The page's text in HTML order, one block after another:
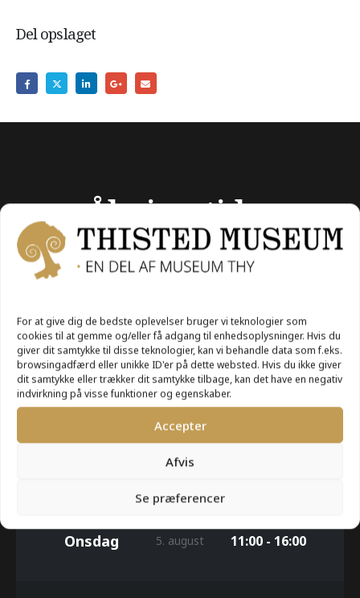
For at give dig de bedste oplevelser bruger vi teknologier som
cookies til at gemme og/eller få adgang til enhedsoplysninger. Hvis du
giver dit samtykke til disse teknologier, kan vi behandle data som f.eks.
browsingadfærd eller unikke ID'er på dette websted. Hvis du ikke giver
dit samtykke eller trækker dit samtykke tilbage, kan det have en negativ
indvirkning på visse funktioner og egenskaber.
Accepter
Afvis
Se præferencer
Del opslaget
Åbningstider
Mandag 3. august 11:00 - 16:00
4. august
Onsdag 5. august 11:00 - 16:00